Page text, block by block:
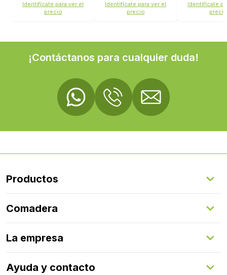
Identifícate para ver el
precio
Identifícate para ver el
precio
Identifícate
precio
¡Contáctanos para cualquier duda!
Productos
Suelos Exteriores
Revestimientos Exteriores
Revestimientos Interiores
Puertas
Herrajes
Comadera
Gestión de servicios
Comadera Connect™
La empresa
Programa de fidelización
Ayuda y contacto